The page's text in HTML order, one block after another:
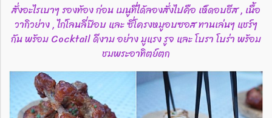
สั่งอะไรเบาๆ รองท้อง ก่อน เมนูที่ได้ลองสั่งไปคือ เห็ดอบชีส , เนื้อ
วากิวย่าง , ไก่โลนลี่ป๊อบ และ ซี่โครงหมูอบซอส ทานเล่นๆ แชร์ๆ
กัน พร้อม Cocktail ดีงาม อย่าง มูแรง รูจ และ โบรา โบร่า พร้อม
ชมพระอาทิตย์ตก